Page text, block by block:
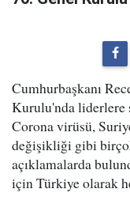
Cumhurbaşkanı
Kurulu'nda liderlere
Corona virüsü,
değişikliği gibi
açıklamalarda
için Türkiye olarak